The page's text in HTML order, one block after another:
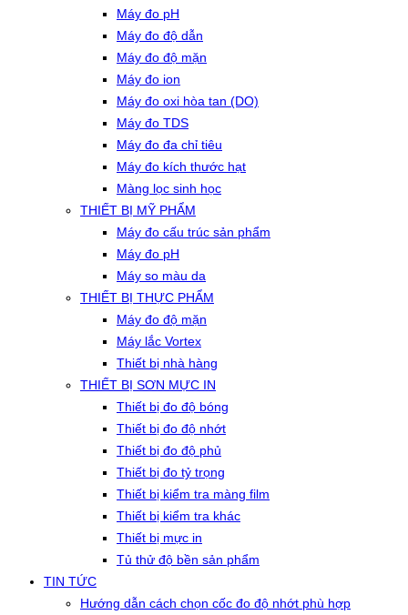
Máy đo pH
Máy đo độ dẫn
Máy đo độ mặn
Máy đo ion
Máy đo oxi hòa tan (DO)
Máy đo TDS
Máy đo đa chỉ tiêu
Máy đo kích thước hạt
Màng lọc sinh học
THIẾT BỊ MỸ PHẨM
Máy đo cấu trúc sản phẩm
Máy đo pH
Máy so màu da
THIẾT BỊ THỰC PHẨM
Máy đo độ mặn
Máy lắc Vortex
Thiết bị nhà hàng
THIẾT BỊ SƠN MỰC IN
Thiết bị đo độ bóng
Thiết bị đo độ nhớt
Thiết bị đo độ phủ
Thiết bị đo tỷ trọng
Thiết bị kiểm tra màng film
Thiết bị kiểm tra khác
Thiết bị mực in
Tủ thử độ bền sản phẩm
TIN TỨC
Hướng dẫn cách chọn cốc đo độ nhớt phù hợp